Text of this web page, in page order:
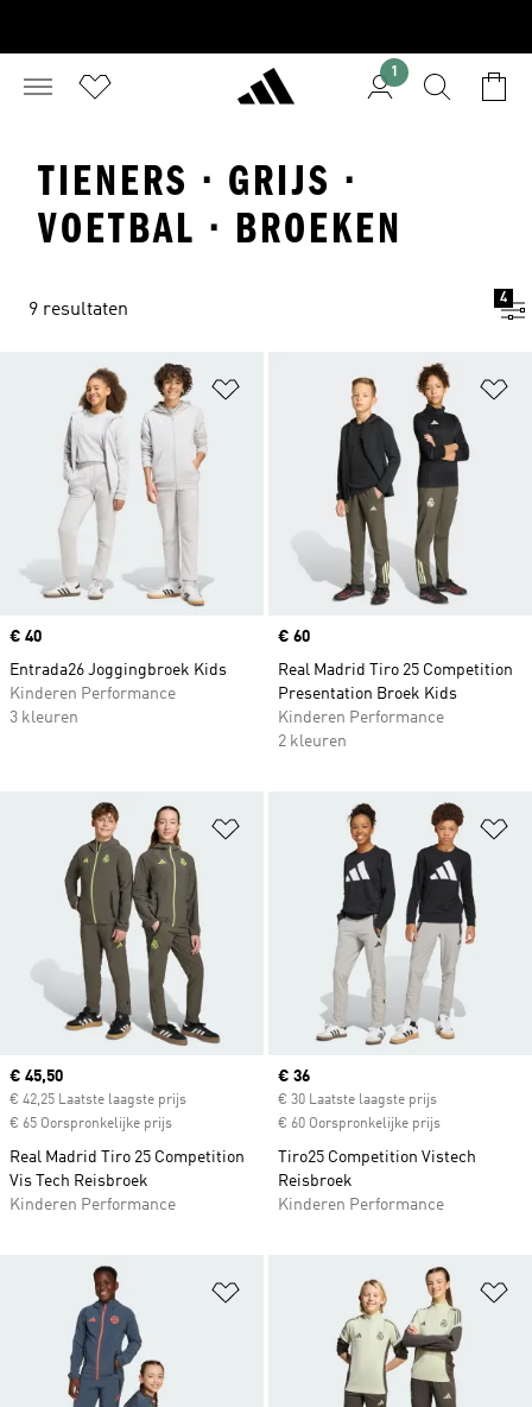
1
TIENERS · GRIJS ·
VOETBAL · BROEKEN
9 resultaten
4
Op verlanglijst zetten
Price
€ 40
Entrada26 Joggingbroek Kids
Kinderen Performance
3 kleuren
Price
€ 60
Real Madrid Tiro 25 Competition
Presentation Broek Kids
Kinderen Performance
2 kleuren
Op verlanglijst zetten
Current price
€ 45,50
€ 42,25 Laatste laagste prijs
€ 65 Oorspronkelijke prijs
Real Madrid Tiro 25 Competition
Vis Tech Reisbroek
Kinderen Performance
Current price
€ 36
€ 30 Laatste laagste prijs
€ 60 Oorspronkelijke prijs
Tiro25 Competition Vistech
Reisbroek
Kinderen Performance
Op verlanglijst zetten